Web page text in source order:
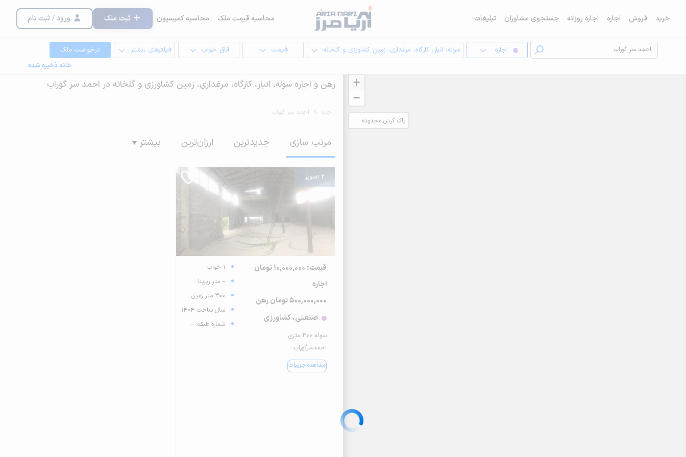
خرید فروش اجاره اجاره روزانه جستجوی مشاوران تبلیغات محاسبه قیمت ملک محاسبه کمیسیون ثبت ملک ورود / ثبت نام
اجاره سوله، انبار، کارگاه، مرغداری، زمین کشاورزی و گلخانه قیمت اتاق خواب فیلترهای بیشتر
درخواست ملک
خانه ذخیره شده
+
−
پاک کردن محدوده
رهن و اجاره سوله، انبار، کارگاه، مرغداری، زمین کشاورزی و گلخانه در احمد سر گوراب
اجاره احمد سر گوراب
مرتب سازی جدیدترین ارزان‌ترین بیشتر
2 تصویر
قیمت: 10,000,000 تومان
اجاره
500,000,000 تومان رهن
صنعتی، کشاورزی
سوله ۳۰۰ متری
احمدسرگوراب
مشاهده جزییات
1 خواب
-- متر زیربنا
300 متر زمین
سال ساخت 1404
شماره طبقه: --